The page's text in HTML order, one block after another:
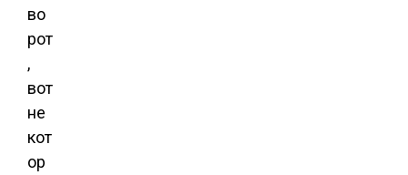
во
рот
,
вот
не
кот
ор